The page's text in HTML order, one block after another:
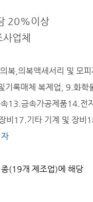
20%이상
업체
,의복액세서리 및 모
기록매체 복제업, 9.화학
13.금속가공제품14.전
비17.기타 기계 및 장비
(19개 제조업)에 해당